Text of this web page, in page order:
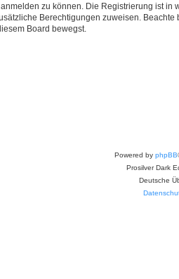
zu können. Die Registrierung ist
Berechtigungen zuweisen.
Board bewegst.
Powered by phpBB
Prosilver Dark
Deutsche